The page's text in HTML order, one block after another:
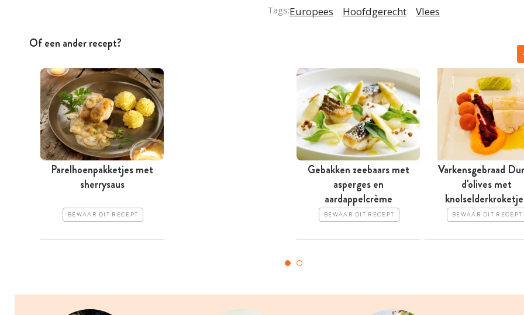
Tags:Europees Hoofdgerecht Vlees
Of een ander recept?
Parelhoenpakketjes met
sherrysaus
BEWAAR DIT RECEPT
Gebakken zeebaars met
asperges en
aardappelcrème
BEWAAR DIT RECEPT
Varkensgebraad
d'olives met
BEWAAR DIT RECEPT